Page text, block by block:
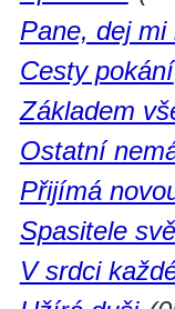
Pane, dej mi
Cesty pokání
Základem
Ostatní
Přijímá
Spasitele
V srdci